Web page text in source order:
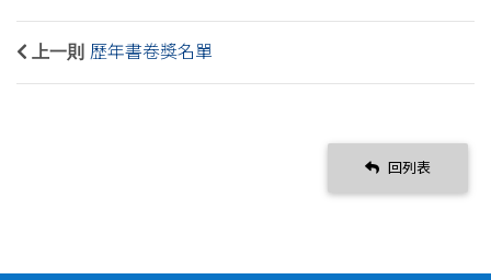
上一則 歷年書卷獎名單
回列表